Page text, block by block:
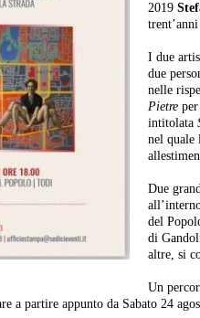
2019
I due
due
nelle
Pietre
intitolata
nel quale
Due
del
di
altre, si
Un
a partire appunto da Sabato 24